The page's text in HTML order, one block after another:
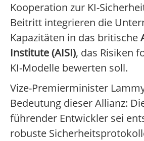
Kooperation zur KI-
Beitritt integrieren die
Kapazitäten in das britische
Institute (AISI), das Risiken
KI-Modelle bewerten soll.
Vize-Premierminister
Bedeutung dieser Allianz:
führender Entwickler sei
robuste